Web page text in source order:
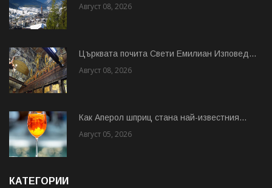
Август 08, 2026
Църквата почита Свeти Емилиан Изповед...
Август 08, 2026
Как Аперол шприц стана най-известния...
Август 05, 2026
КАТЕГОРИИ